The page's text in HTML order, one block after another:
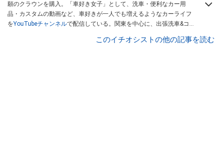
願のクラウンを購入。「車好き女子」として、洗車・便利なカー用
品・カスタムの動画など、車好きが一人でも増えるようなカーライフ
をYouTubeチャンネルで配信している。関東を中心に、出張洗車&コ
このイチオシストの他の記事を読む